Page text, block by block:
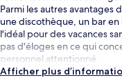
Parmi les autres
une discothèque, un bar
l'idéal pour des vacances
pas d'éloges en ce qui
personnel attentionné.
Afficher plus